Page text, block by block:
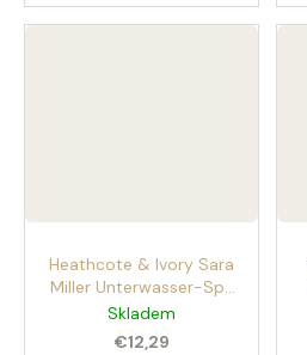
Heathcote & Ivory Sara
Miller Unterwasser-Spa
200g sprudelnde
Badewürfel
Skladem
€12,29